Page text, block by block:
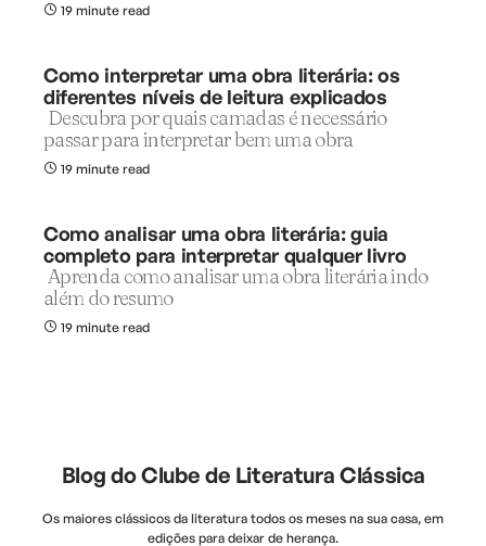
19 minute read
Como interpretar uma obra literária: os
diferentes níveis de leitura explicados
Descubra por quais camadas é necessário
passar para interpretar bem uma obra
19 minute read
Como analisar uma obra literária: guia
completo para interpretar qualquer livro
Aprenda como analisar uma obra literária indo
além do resumo
19 minute read
Blog do Clube de Literatura Clássica
Os maiores clássicos da literatura todos os meses na sua casa, em
edições para deixar de herança.